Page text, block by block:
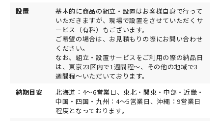
設置
基本的に商品の組立・設置はお客様自身で行って
いただきますが、現場で設置をさせていただくサ
ービス（有料）もございます。
ご希望の場合は、お見積もりの際にお問い合わせ
ください。
なお、組立・設置サービスをご利用の際の納品日
は、東京23区内で1週間程～、その他の地域で3
週間程～いただいております。
納期目安
北海道：4～6営業日、東北・関東・中部・近畿・
中国・四国・九州：4～5営業日、沖縄：9営業日
程度となっております。